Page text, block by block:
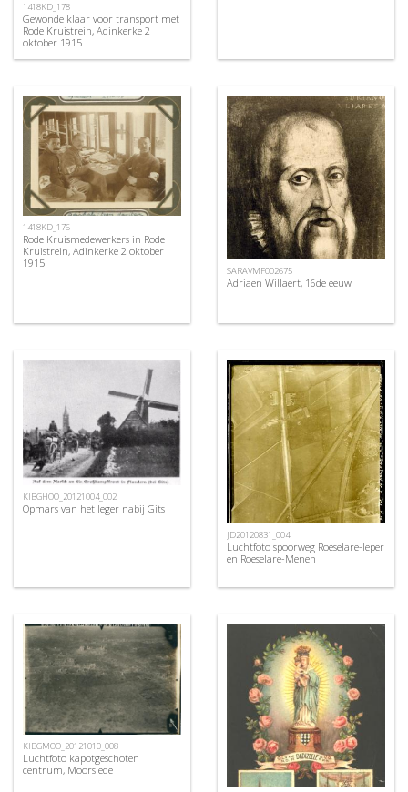
1418KD_178
Gewonde klaar voor transport met
Rode Kruistrein, Adinkerke 2
oktober 1915
1418KD_176
Rode Kruismedewerkers in Rode
Kruistrein, Adinkerke 2 oktober
1915
SARAVMF002675
Adriaen Willaert, 16de eeuw
KIBGHOO_20121004_002
Opmars van het leger nabij Gits
JD20120831_004
Luchtfoto spoorweg Roeselare-Ieper
en Roeselare-Menen
KIBGMOO_20121010_008
Luchtfoto kapotgeschoten
centrum, Moorslede